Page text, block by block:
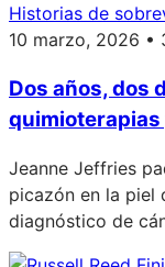
Historias de
10 marzo, 2026 •
Dos años, dos
quimioterapias
Jeanne Jeffries
picazón en la piel
diagnóstico de